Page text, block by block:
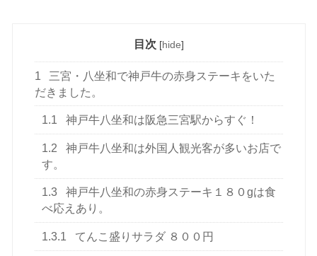
目次 [hide]
1
三宮・八坐和で神戸牛の赤身ステーキをいた
だきました。
1.1 神戸牛八坐和は阪急三宮駅からすぐ！
1.2
神戸牛八坐和は外国人観光客が多いお店で
す。
1.3
神戸牛八坐和の赤身ステーキ１８０gは食
べ応えあり。
1.3.1 てんこ盛りサラダ ８００円